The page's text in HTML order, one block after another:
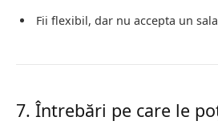
Fii flexibil, dar nu accepta un
7. Întrebări pe care le